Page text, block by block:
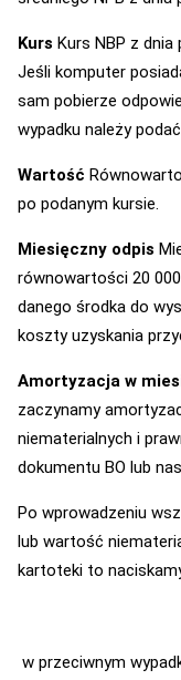
Kurs Kurs NBP z
Jeśli komputer
sam pobierze
wypadku należy
Wartość
po podanym kursie.
Miesięczny odpis
równowartości 20
danego środka do
koszty uzyskania
Amortyzacja w
zaczynamy
niematerialnych i
dokumentu BO lub
Po wprowadzeniu
lub wartość
kartoteki to
w przeciwnym